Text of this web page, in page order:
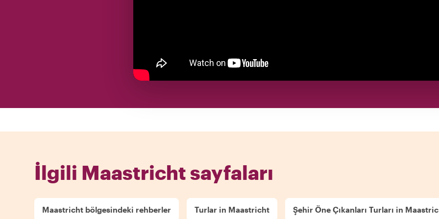
İlgili Maastricht sayfaları
Maastricht bölgesindeki rehberler Turlar in Maastricht Şehir Öne Çıkanları Turları in